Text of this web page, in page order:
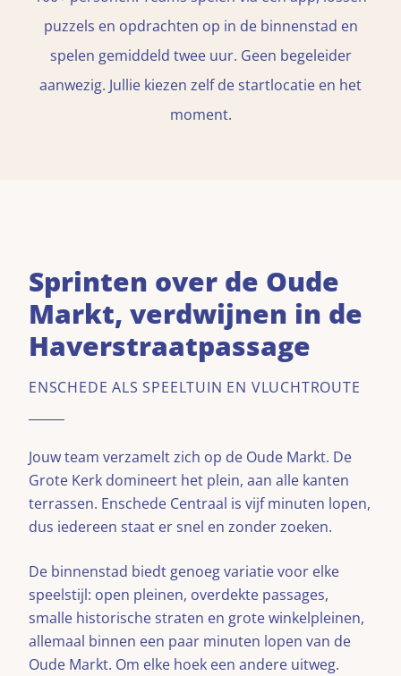
puzzels en opdrachten op in de binnenstad en
spelen gemiddeld twee uur. Geen begeleider
aanwezig. Jullie kiezen zelf de startlocatie en het
moment.
Sprinten over de Oude
Markt, verdwijnen in de
Haverstraatpassage
ENSCHEDE ALS SPEELTUIN EN VLUCHTROUTE
Jouw team verzamelt zich op de Oude Markt. De
Grote Kerk domineert het plein, aan alle kanten
terrassen. Enschede Centraal is vijf minuten lopen,
dus iedereen staat er snel en zonder zoeken.
De binnenstad biedt genoeg variatie voor elke
speelstijl: open pleinen, overdekte passages,
smalle historische straten en grote winkelpleinen,
allemaal binnen een paar minuten lopen van de
Oude Markt. Om elke hoek een andere uitweg.